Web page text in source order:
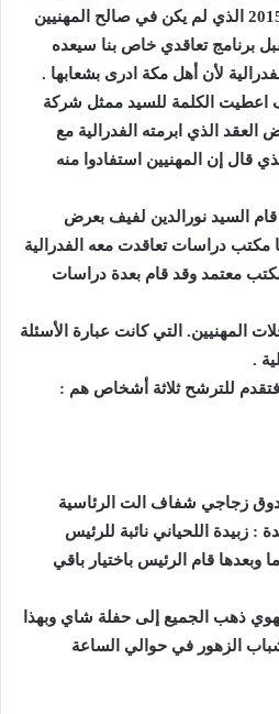
بامضاء برنامج التعاقد 2011 \2015 الذي لم يكن في صالح المهنيين
برنامج تعاقدي خاص بنا سيعده
لأن أهل مكة ادرى بشعابها .
اعطيت الكلمة للسيد ممثل شركة
العقد الذي ابرمته الفدرالية مع
قال إن المهنيين استفادوا منه
السيد نورالدين لفيف بعرض
مكتب دراسات تعاقدت معه الفدرالية
معتمد وقد قام بعدة دراسات
المهنيين. التي كانت عبارة الأسئلة
.
للترشح ثلاثة أشخاص هم :
زجاجي شفاف الت الرئاسية
: زبيدة اللحياني نائبة للرئيس
وبعدها قام الرئيس باختيار باقي
ذهب الجميع إلى حفلة شاي وبهذا
الزهور في حوالي الساعة